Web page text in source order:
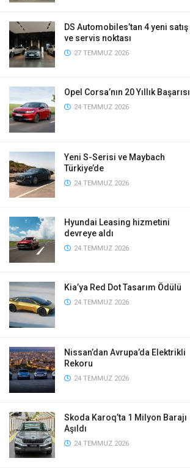
DS Automobiles’tan 4 yeni satış
ve servis noktası
27 TEMMUZ 2026
Opel Corsa’nın 20 Yıllık Başarısı
24 TEMMUZ 2026
Yeni S-Serisi ve Maybach
Türkiye’de
24 TEMMUZ 2026
Hyundai Leasing hizmetini
devreye aldı
24 TEMMUZ 2026
Kia’ya Red Dot Tasarım Ödülü
24 TEMMUZ 2026
Nissan’dan Avrupa’da Elektrikli
Rekoru
24 TEMMUZ 2026
Skoda Karoq’ta 1 Milyon Barajı
Aşıldı
24 TEMMUZ 2026